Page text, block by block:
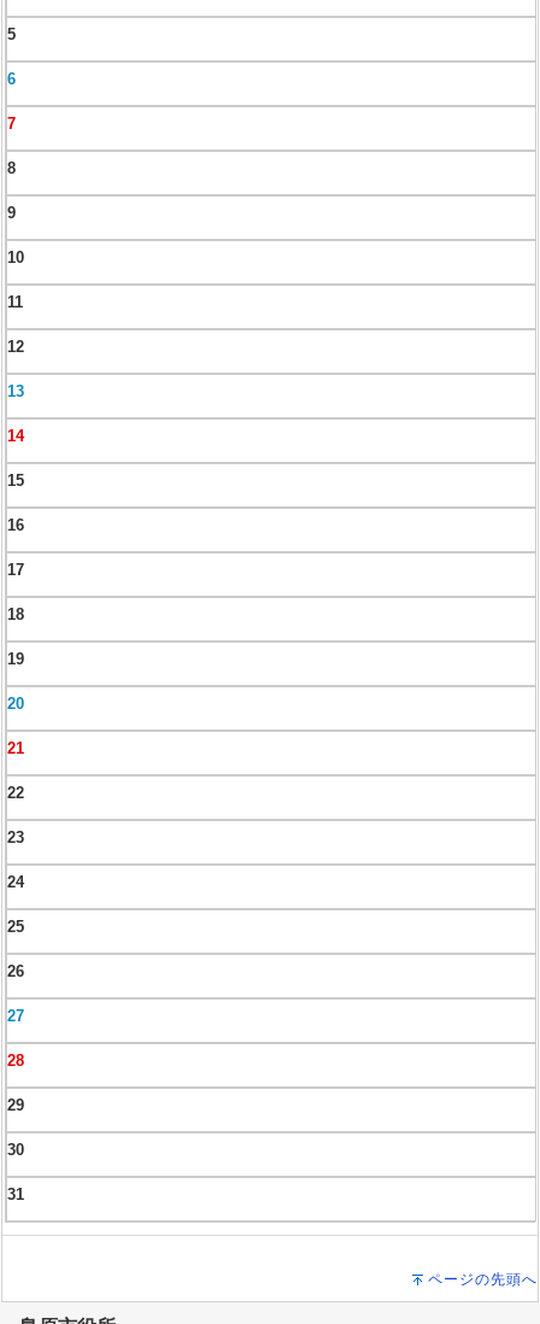
5
6
7
8
9
10
11
12
13
14
15
16
17
18
19
20
21
22
23
24
25
26
27
28
29
30
31
ページの先頭へ